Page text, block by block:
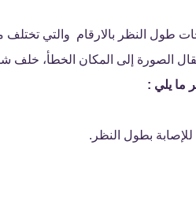
طول النظر بالارقام والتي
الصورة إلى المكان الخطأ، خلف
ما يلي :
بطول النظر.